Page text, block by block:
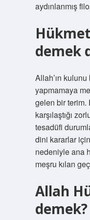
aydınlanmış
demek
Allah’ın
yapmamaya
gelen bir terim.
karşılaştığı
tesadüfi
dini kararlar
nedeniyle ana
meşru kılan
Allah
demek?